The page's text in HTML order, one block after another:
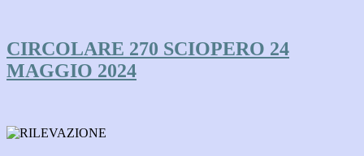
CIRCOLARE 270 SCIOPERO 24
MAGGIO 2024